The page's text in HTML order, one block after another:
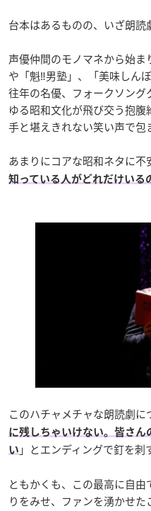
台本はあるものの、いざ朗読
声優仲間のモノマネから始ま
や「魁‼︎男塾」、「美味しん
往年の名優、フォークソング
ゆる昭和文化が飛び交う抱
手と堪えきれない笑い声で包
あまりにコアな昭和ネタに
知っている人がどれだけいる
このハチャメチャな朗読劇
に残しちゃいけない。皆さん
い 」とエンディングで釘を刺
ともかくも、この最高に自
りをみせ、ファンを湧かせた